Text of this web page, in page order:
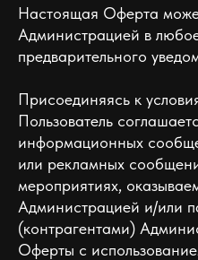
Настоящая Оферта
Администрацией в
предварительного
Присоединяясь к
Пользователь
информационных
или рекламных
мероприятиях,
Администрацией и/или
(контрагентами)
Оферты c